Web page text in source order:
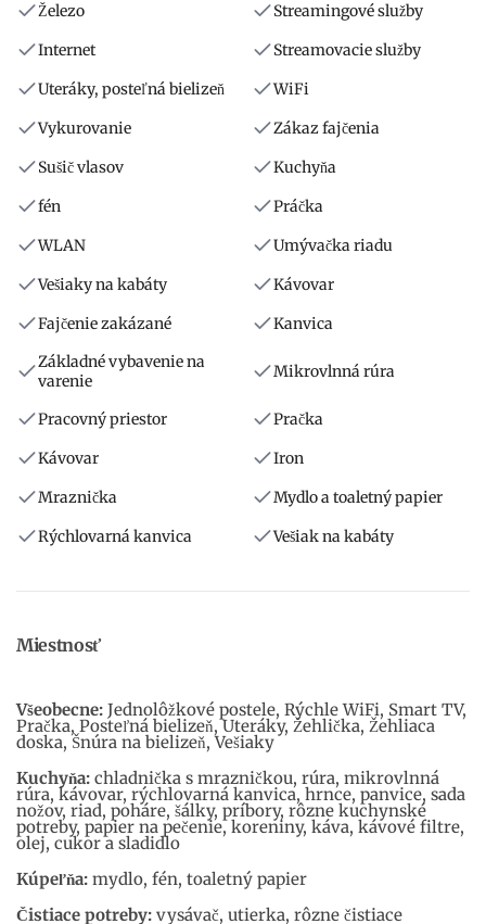
Železo
Streamingové služby
Internet
Streamovacie služby
Uteráky, posteľná bielizeň
WiFi
Vykurovanie
Zákaz fajčenia
Sušič vlasov
Kuchyňa
fén
Práčka
WLAN
Umývačka riadu
Vešiaky na kabáty
Kávovar
Fajčenie zakázané
Kanvica
Základné vybavenie na
varenie
Mikrovlnná rúra
Pracovný priestor
Pračka
Kávovar
Iron
Mraznička
Mydlo a toaletný papier
Rýchlovarná kanvica
Vešiak na kabáty
Miestnosť
Všeobecne: Jednolôžkové postele, Rýchle WiFi, Smart TV,
Pračka, Posteľná bielizeň, Uteráky, Žehlička, Žehliaca
doska, Šnúra na bielizeň, Vešiaky
Kuchyňa: chladnička s mrazničkou, rúra, mikrovlnná
rúra, kávovar, rýchlovarná kanvica, hrnce, panvice, sada
nožov, riad, poháre, šálky, príbory, rôzne kuchynské
potreby, papier na pečenie, koreniny, káva, kávové filtre,
olej, cukor a sladidlo
Kúpeľňa: mydlo, fén, toaletný papier
Čistiace potreby: vysávač, utierka, rôzne čistiace